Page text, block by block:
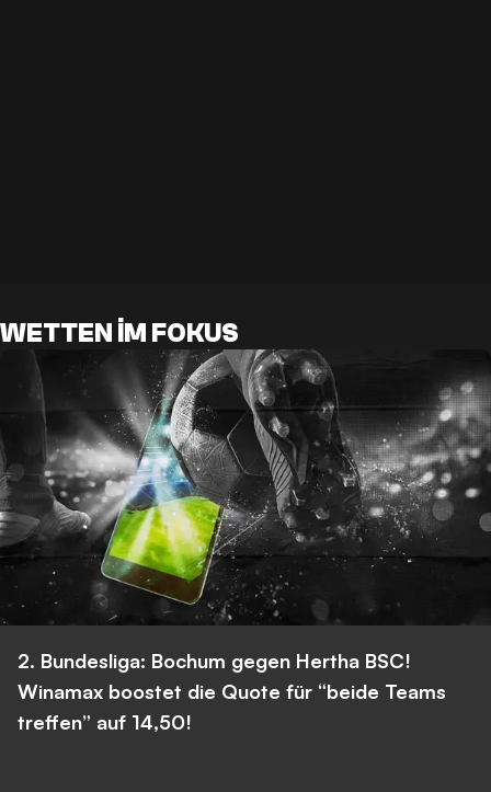
WETTEN IM FOKUS
2. Bundesliga: Bochum gegen Hertha BSC!
Winamax boostet die Quote für “beide Teams
treffen” auf 14,50!